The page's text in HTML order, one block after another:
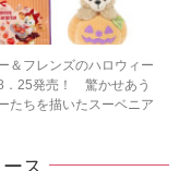
＆フレンズのハロウィー
．25発売！ 驚かせあう
たちを描いたスーベニア